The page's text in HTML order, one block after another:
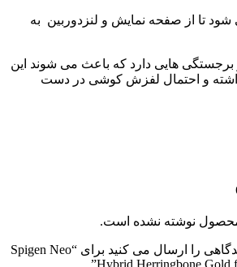
تا از صفحه نمایش و لنزدوربین به
هایی دارد که باعث می شوند این
و احتمال لفزش کوشی در دست
محصول نوشته نشده است.
اولین نفری باشید که دیدگاهی را ارسال می کنید برای “Spigen Neo
Hybrid Herringbone Gold